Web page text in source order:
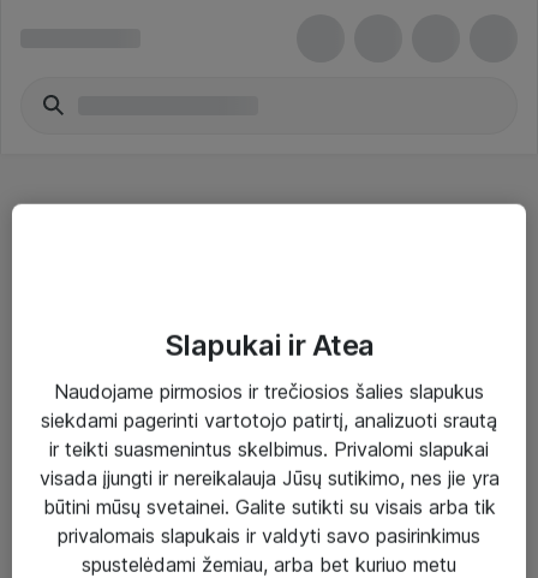
Sprendimai ir paslaugos
Paslaugos
Sprendimai
Įgyvendinti projektai
Slapukai ir Atea
Naudojame pirmosios ir trečiosios šalies slapukus
siekdami pagerinti vartotojo patirtį, analizuoti srautą
ir teikti suasmenintus skelbimus. Privalomi slapukai
visada įjungti ir nereikalauja Jūsų sutikimo, nes jie yra
būtini mūsų svetainei. Galite sutikti su visais arba tik
privalomais slapukais ir valdyti savo pasirinkimus
spustelėdami žemiau, arba bet kuriuo metu